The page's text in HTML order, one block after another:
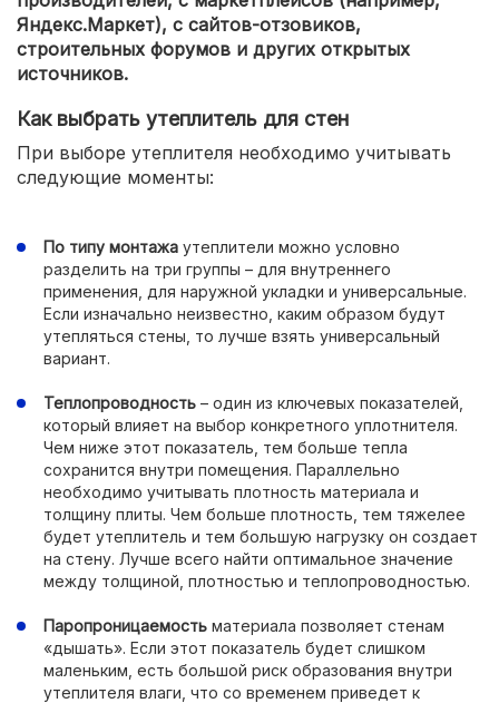
Яндекс.Маркет), с сайтов-отзовиков,
строительных форумов и других открытых
источников.
Как выбрать утеплитель для стен
При выборе утеплителя необходимо учитывать
следующие моменты:
По типу монтажа утеплители можно условно
разделить на три группы – для внутреннего
применения, для наружной укладки и универсальные.
Если изначально неизвестно, каким образом будут
утепляться стены, то лучше взять универсальный
вариант.
Теплопроводность – один из ключевых показателей,
который влияет на выбор конкретного уплотнителя.
Чем ниже этот показатель, тем больше тепла
сохранится внутри помещения. Параллельно
необходимо учитывать плотность материала и
толщину плиты. Чем больше плотность, тем тяжелее
будет утеплитель и тем большую нагрузку он создает
на стену. Лучше всего найти оптимальное значение
между толщиной, плотностью и теплопроводностью.
Паропроницаемость материала позволяет стенам
«дышать». Если этот показатель будет слишком
маленьким, есть большой риск образования внутри
утеплителя влаги, что со временем приведет к